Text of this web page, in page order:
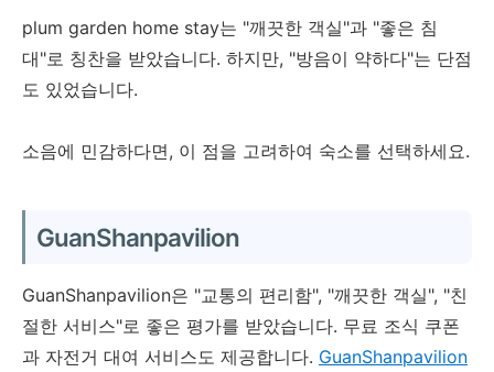
조식 없음
plum garden home stay는 "깨끗한 객실"과 "좋은 침
대"로 칭찬을 받았습니다. 하지만, "방음이 약하다"는 단점
도 있었습니다.
소음에 민감하다면, 이 점을 고려하여 숙소를 선택하세요.
GuanShanpavilion
GuanShanpavilion은 "교통의 편리함", "깨끗한 객실", "친
절한 서비스"로 좋은 평가를 받았습니다. 무료 조식 쿠폰
과 자전거 대여 서비스도 제공합니다. GuanShanpavilion